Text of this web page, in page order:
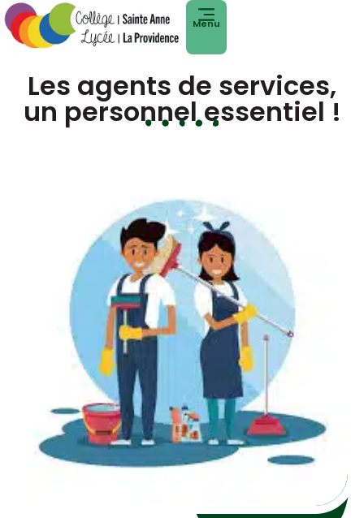
Menu
Les agents de services,
un personnel essentiel !